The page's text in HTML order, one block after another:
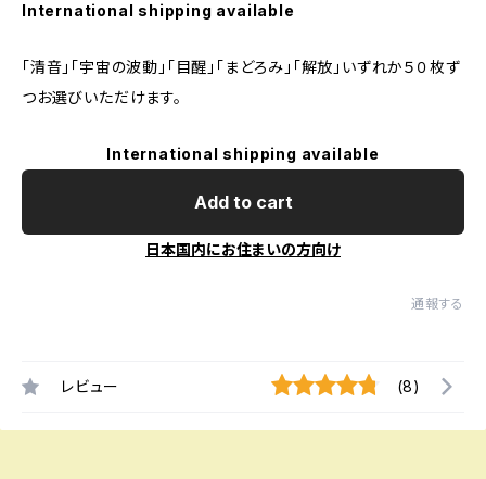
International shipping available
「清音」「宇宙の波動」「目醒」「まどろみ」「解放」いずれか５０枚ず
つお選びいただけます。
International shipping available
Add to cart
日本国内にお住まいの方向け
通報する
レビュー (8)